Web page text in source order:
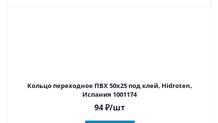
Кольцо переходное ПВХ 50х25 под клей, Hidroten,
Испания 1001174
94₽/шт